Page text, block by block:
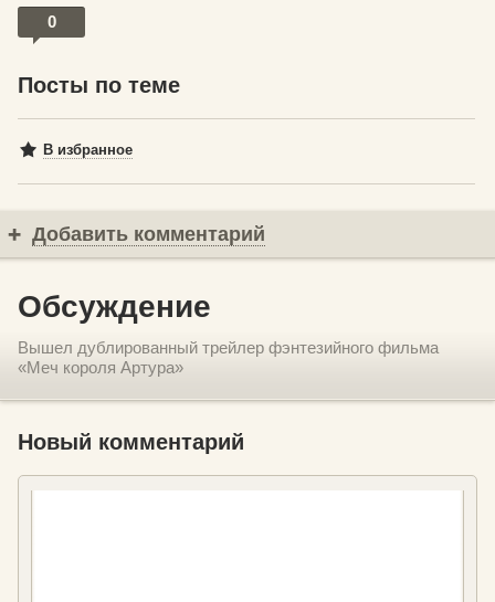
0
Посты по теме
В избранное
Добавить комментарий
Обсуждение
Вышел дублированный трейлер фэнтезийного фильма
«Меч короля Артура»
Новый комментарий